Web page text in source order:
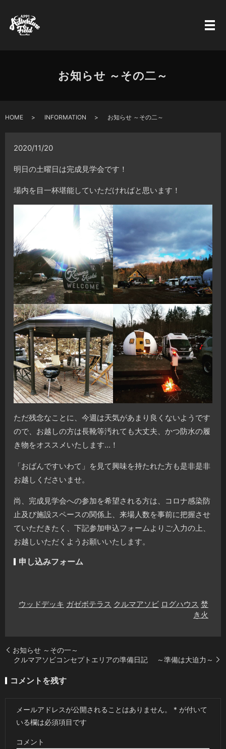
お知らせ ～その二～
HOME INFORMATION お知らせ ～その二～
2020/11/20
明日の土曜日は完成見学会です！
場内を目一杯堪能していただければと思います！
ただ残念なことに、今週は天気があまり良くないようです
ので、お越しの方は長靴等汚れても大丈夫、かつ防水の履
き物をオススメいたします…！
「おばんですいわて」を見て興味を持たれた方も是非是非
お越しくださいませ。
尚、完成見学会への参加を希望される方は、コロナ感染防
止及び施設スペースの関係上、来場人数を事前に把握させ
ていただきたく、下記参加申込フォームよりご入力の上、
お越しいただくようお願いいたします。
申し込みフォーム
ウッドデッキ ガゼボテラス クルマアソビ ログハウス 焚
き火
お知らせ ～その一～
クルマアソビコンセプトエリアの準備日記 ～準備は大迫力～
コメントを残す
メールアドレスが公開されることはありません。 * が付いて
いる欄は必須項目です
コメント